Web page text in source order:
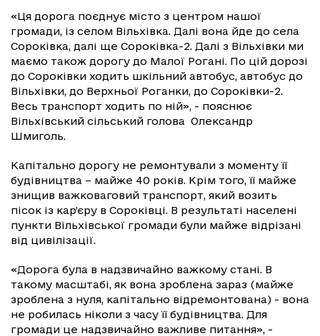
«Ця дорога поєднує місто з центром нашої
громади, із селом Вільхівка. Далі вона йде до села
Сороківка, далі ще Сороківка-2. Далі з Вільхівки ми
маємо також дорогу до Малої Рогані. По цій дорозі
до Сороківки ходить шкільний автобус, автобус до
Вільхівки, до Верхньої Роганки, до Сороківки-2.
Весь транспорт ходить по ній», - пояснює
Вільхівський сільський голова Олександр
Шмиголь.
Капітально дорогу не ремонтували з моменту її
будівництва – майже 40 років. Крім того, її майже
знищив важковаговий транспорт, який возить
пісок із кар’єру в Сороківці. В результаті населені
пункти Вільхівської громади були майже відрізані
від цивілізації.
«Дорога була в надзвичайно важкому стані. В
такому масштабі, як вона зроблена зараз (майже
зроблена з нуля, капітально відремонтована) - вона
не робилась ніколи з часу її будівництва. Для
громади це надзвичайно важливе питання», -